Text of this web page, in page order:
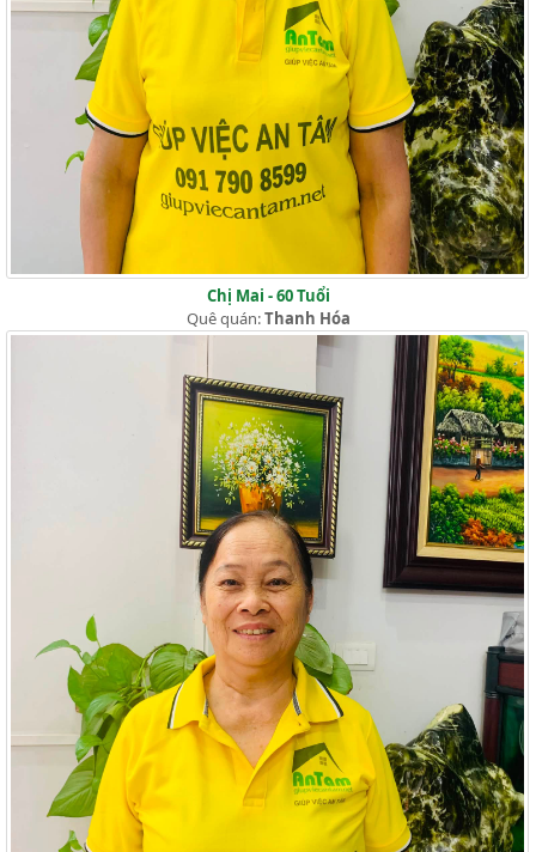
Chị Mai - 60 Tuổi
Quê quán:Thanh Hóa